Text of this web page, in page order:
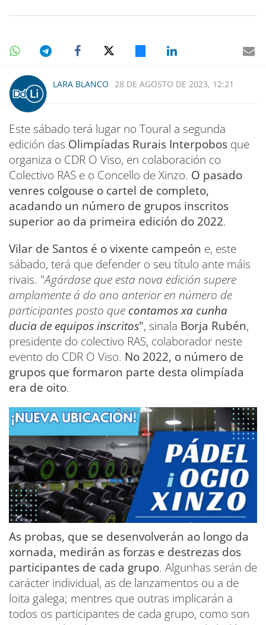
LARA BLANCO 28 DE AGOSTO DE 2023, 12:21
Este sábado terá lugar no Toural a segunda
edición das Olimpíadas Rurais Interpobos que
organiza o CDR O Viso, en colaboración co
Colectivo RAS e o Concello de Xinzo. O pasado
venres colgouse o cartel de completo,
acadando un número de grupos inscritos
superior ao da primeira edición do 2022.
Vilar de Santos é o vixente campeón e, este
sábado, terá que defender o seu título ante máis
rivais. "Agárdase que esta nova edición supere
amplamente á do ano anterior en número de
participantes posto que contamos xa cunha
ducia de equipos inscritos", sinala Borja Rubén,
presidente do colectivo RAS, colaborador neste
evento do CDR O Viso. No 2022, o número de
grupos que formaron parte desta olimpíada
era de oito.
As probas, que se desenvolverán ao longo da
xornada, medirán as forzas e destrezas dos
participantes de cada grupo. Algunhas serán de
carácter individual, as de lanzamentos ou a de
loita galega; mentres que outras implicarán a
todos os participantes de cada grupo, como son